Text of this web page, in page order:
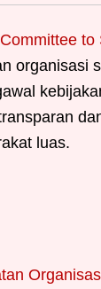
to
organisasi
luas.